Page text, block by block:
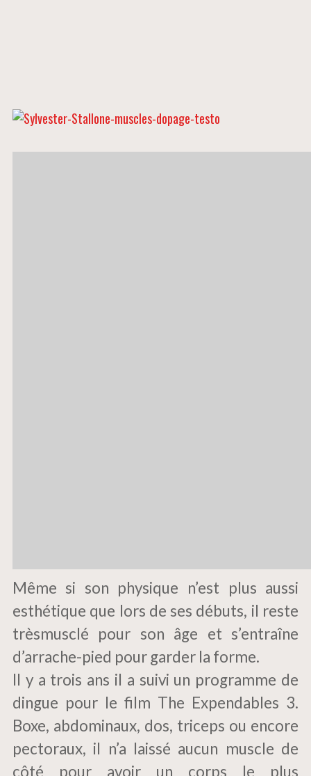
Même si son physique n’est plus aussi
esthétique que lors de ses débuts, il reste
trèsmusclé pour son âge et s’entraîne
d’arrache-pied pour garder la forme.
Il y a trois ans il a suivi un programme de
dingue pour le film The Expendables 3.
Boxe, abdominaux, dos, triceps ou encore
pectoraux, il n’a laissé aucun muscle de
côté pour avoir un corps le plus